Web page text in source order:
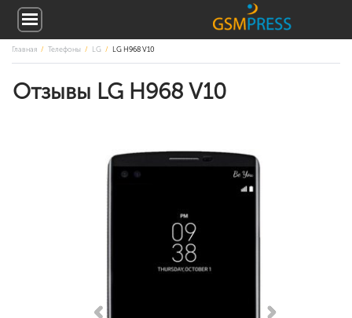
Главная Телефоны LG LG H968 V10
Отзывы LG H968 V10